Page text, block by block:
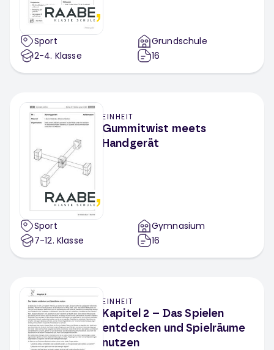
Sport
2-4. Klasse
Grundschule
16
EINHEIT
Gummitwist meets
Handgerät
Sport
7-12. Klasse
Gymnasium
16
EINHEIT
Kapitel 2 – Das Spielen
entdecken und Spielräume
nutzen